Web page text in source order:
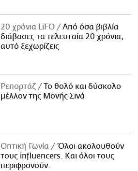
20 χρόνια LiFO
Από όσα βιβλία
διάβασες τα τελευταία 20 χρόνια,
αυτό ξεχωρίζεις
Ρεπορτάζ
Το θολό και δύσκολο
μέλλον της Μονής Σινά
Οπτική Γωνία
Όλοι ακολουθούν
τους influencers. Και όλοι τους
περιφρονούν.